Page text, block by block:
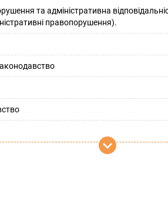
та адміністративна
правопорушення).